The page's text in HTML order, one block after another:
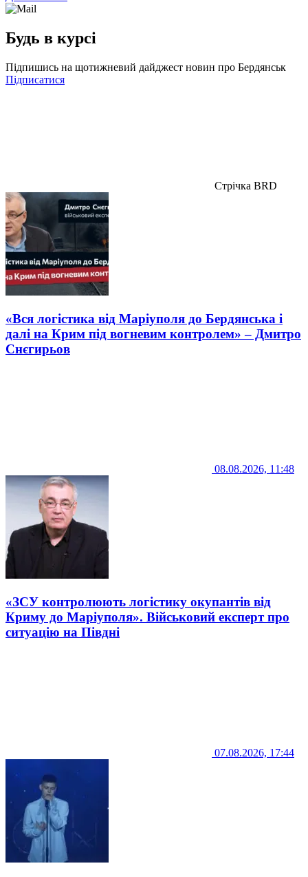
Будь в курсі
Підпишись на щотижневий дайджест новин про Бердянськ
Підписатися
Стрічка BRD
«Вся логістика від Маріуполя до Бердянська і
далі на Крим під вогневим контролем» – Дмитро
Снєгирьов
08.08.2026, 11:48
«ЗСУ контролюють логістику окупантів від
Криму до Маріуполя». Військовий експерт про
ситуацію на Півдні
07.08.2026, 17:44